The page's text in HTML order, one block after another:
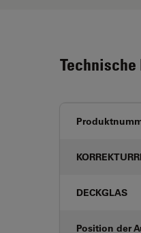
Technische
DECKGLAS
Position der